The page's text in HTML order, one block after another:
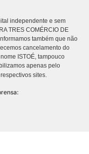
independente e sem
TRES COMÉRCIO DE
também que não
cancelamento do
ISTOÉ, tampouco
apenas pelo
respectivos sites.